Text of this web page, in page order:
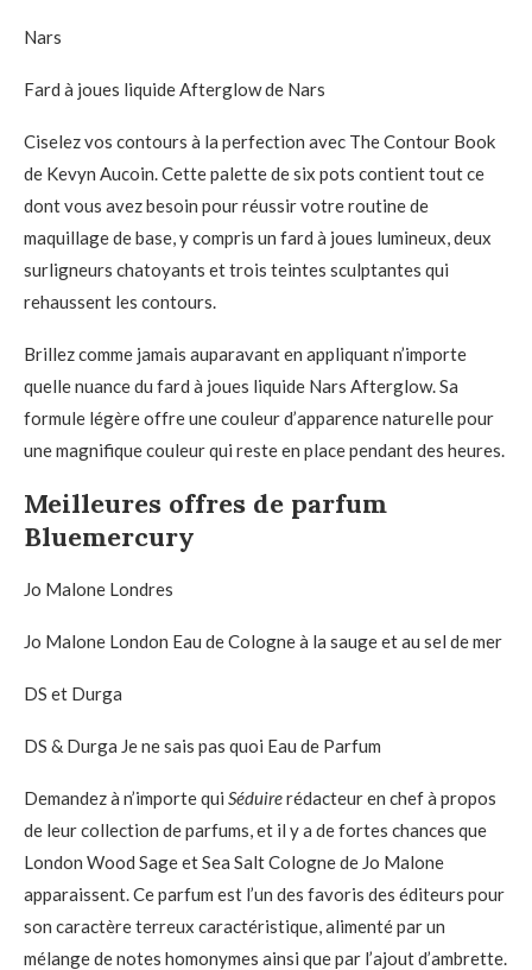
Nars
Fard à joues liquide Afterglow de Nars
Ciselez vos contours à la perfection avec The Contour Book
de Kevyn Aucoin. Cette palette de six pots contient tout ce
dont vous avez besoin pour réussir votre routine de
maquillage de base, y compris un fard à joues lumineux, deux
surligneurs chatoyants et trois teintes sculptantes qui
rehaussent les contours.
Brillez comme jamais auparavant en appliquant n’importe
quelle nuance du fard à joues liquide Nars Afterglow. Sa
formule légère offre une couleur d’apparence naturelle pour
une magnifique couleur qui reste en place pendant des heures.
Meilleures offres de parfum
Bluemercury
Jo Malone Londres
Jo Malone London Eau de Cologne à la sauge et au sel de mer
DS et Durga
DS & Durga Je ne sais pas quoi Eau de Parfum
Demandez à n’importe qui Séduirerédacteur en chef à propos
de leur collection de parfums, et il y a de fortes chances que
London Wood Sage et Sea Salt Cologne de Jo Malone
apparaissent. Ce parfum est l’un des favoris des éditeurs pour
son caractère terreux caractéristique, alimenté par un
mélange de notes homonymes ainsi que par l’ajout d’ambrette.